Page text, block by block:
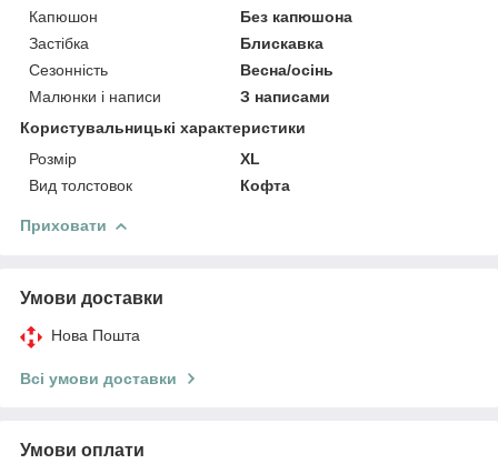
Капюшон
Без капюшона
Застібка
Блискавка
Сезонність
Весна/осінь
Малюнки і написи
З написами
Користувальницькі характеристики
Розмір
XL
Вид толстовок
Кофта
Приховати
Умови доставки
Нова Пошта
Всі умови доставки
Умови оплати